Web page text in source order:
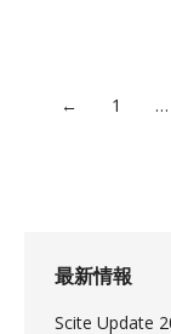
← 1 …
最新情報
Scite Update